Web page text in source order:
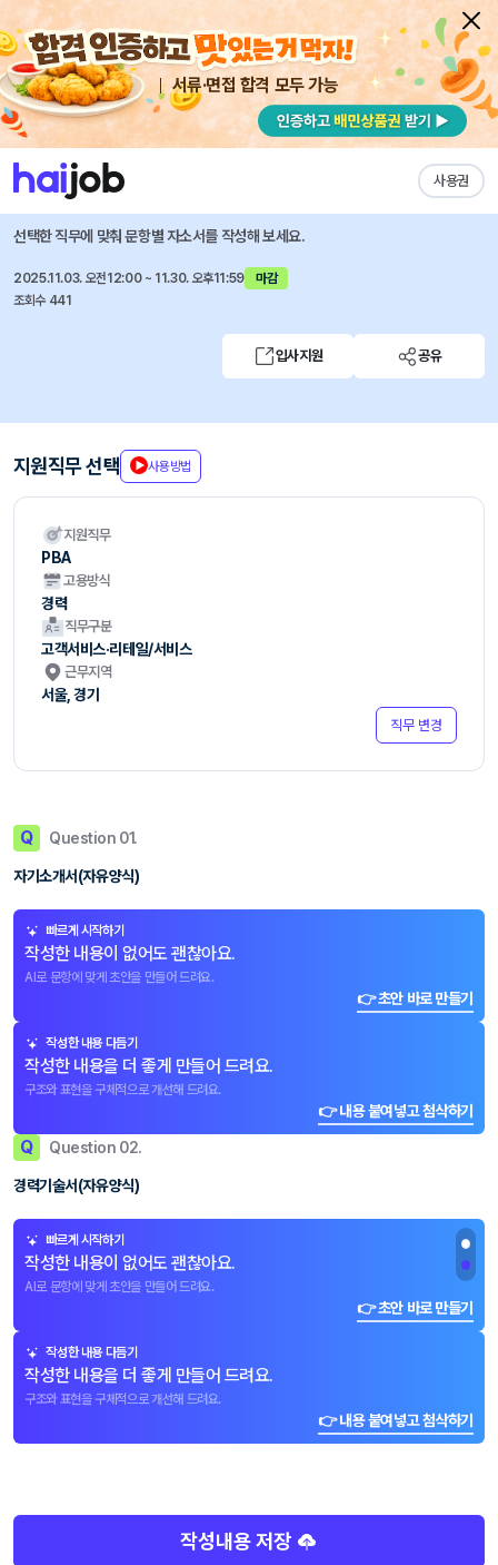
서류·면접 합격 모두 가능
사용권
채용공고 자소서 자유항목 자소서 내 작성목록
IBK투자증권 즐겨찾기
[IBK투자증권] PBA(서울/경기) 경력직 채용공고(상시)
선택한 직무에 맞춰 문항별 자소서를 작성해 보세요.
2025.11.03. 오전12:00 ~ 11.30. 오후11:59
마감
조회수 441
입사지원 공유
지원직무 선택 사용방법
지원직무
PBA
고용방식
경력
직무구분
고객서비스·리테일/서비스
근무지역
서울, 경기
직무 변경
Q Question 01.
자기소개서(자유양식)
빠르게 시작하기
작성한 내용이 없어도 괜찮아요.
AI로 문항에 맞게 초안을 만들어 드려요.
👉 초안 바로 만들기
작성한 내용 다듬기
작성한 내용을 더 좋게 만들어 드려요.
구조와 표현을 구체적으로 개선해 드려요.
👉 내용 붙여넣고 첨삭하기
Q Question 02.
경력기술서(자유양식)
빠르게 시작하기
작성한 내용이 없어도 괜찮아요.
AI로 문항에 맞게 초안을 만들어 드려요.
👉 초안 바로 만들기
작성한 내용 다듬기
작성한 내용을 더 좋게 만들어 드려요.
구조와 표현을 구체적으로 개선해 드려요.
👉 내용 붙여넣고 첨삭하기
작성내용 저장